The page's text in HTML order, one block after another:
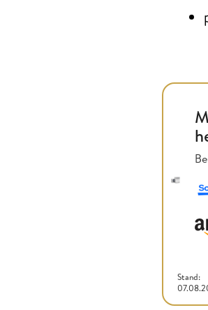
Stand: